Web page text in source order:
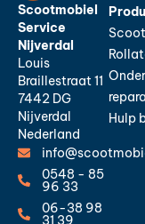
Scootmobiel
Service
Nijverdal
Louis
Braillestraat 11
7442 DG
Nijverdal
Nederland
0548 - 85
96 33
06-38 98
31 39
Hulp